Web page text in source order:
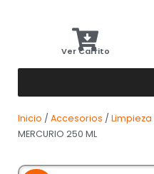
Ver Carrito
Inicio / Accesorios / Limpieza
MERCURIO 250 ML